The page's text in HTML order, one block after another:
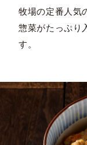
牧場の定番人気
惣菜がたっぷり
す。